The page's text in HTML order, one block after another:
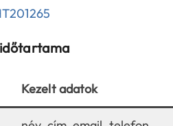
időtartama
Kezelt adatok